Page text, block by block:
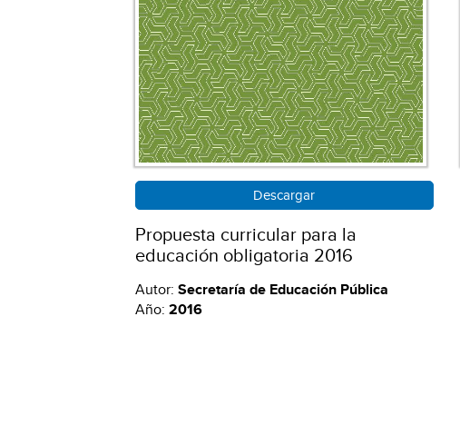
Descargar
Propuesta curricular para la
educación obligatoria 2016
Autor: Secretaría de Educación Pública
Año: 2016